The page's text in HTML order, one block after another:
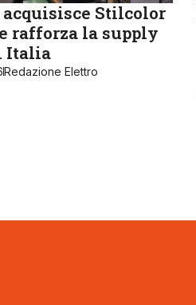
acquisisce Stilcolor
rafforza la supply
Italia
Redazione Elettro